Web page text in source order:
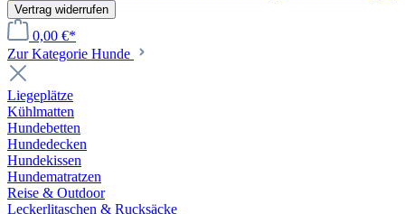
Vertrag widerrufen
0,00 €*
Zur Kategorie Hunde
Liegeplätze
Kühlmatten
Hundebetten
Hundedecken
Hundekissen
Hundematratzen
Reise & Outdoor
Leckerlitaschen & Rucksäcke